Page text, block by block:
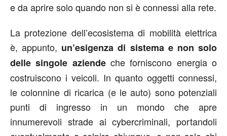
e da aprire solo quando non si è connessi alla rete.
La protezione dell’ecosistema di mobilità elettrica
è, appunto, un’esigenza di sistema e non solo
delle singole aziendeche forniscono energia o
costruiscono i veicoli. In quanto oggetti connessi,
le colonnine di ricarica (e le auto) sono potenziali
punti di ingresso in un mondo che apre
innumerevoli strade ai cybercriminali, portandoli